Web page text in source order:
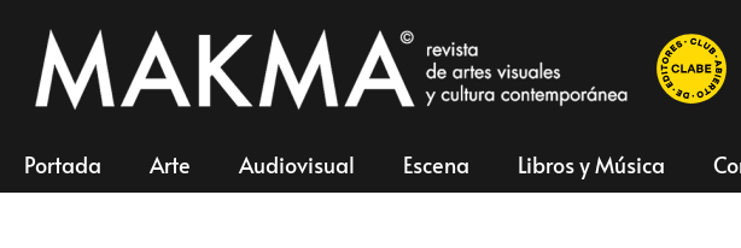
Portada Arte Audiovisual Escena Libros y Música